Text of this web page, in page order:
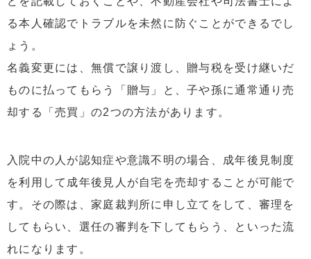
る本人確認でトラブルを未然に防ぐことができるでし
ょう。
名義変更には、無償で譲り渡し、贈与税を受け継いだ
ものに払ってもらう「贈与」と、子や孫に通常通り売
却する「売買」の2つの方法があります。
入院中の人が認知症や意識不明の場合、成年後見制度
を利用して成年後見人が自宅を売却することが可能で
す。その際は、家庭裁判所に申し立てをして、審理を
してもらい、選任の審判を下してもらう、といった流
れになります。